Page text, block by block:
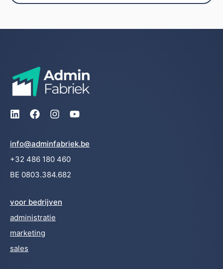
info@adminfabriek.be
+32 486 180 460
BE 0803.384.682
voor bedrijven
administratie
marketing
sales